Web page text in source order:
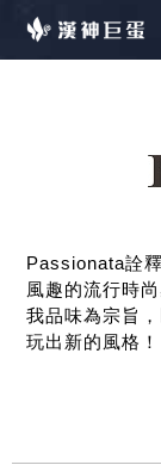
Passionata詮
風趣的流行時
我品味為宗旨
玩出新的風格！